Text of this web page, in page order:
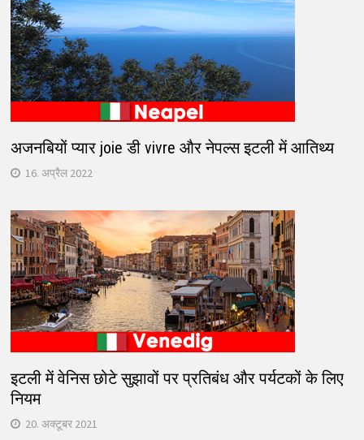
अजनबियों प्यार joie डी vivre और नेपल्स इटली में आतिथ्य
16. अप्रैल 2022
इटली में वेनिस छोटे सुझावों पर प्रतिबंध और पर्यटकों के लिए
नियम
20. अक्टूबर 2021